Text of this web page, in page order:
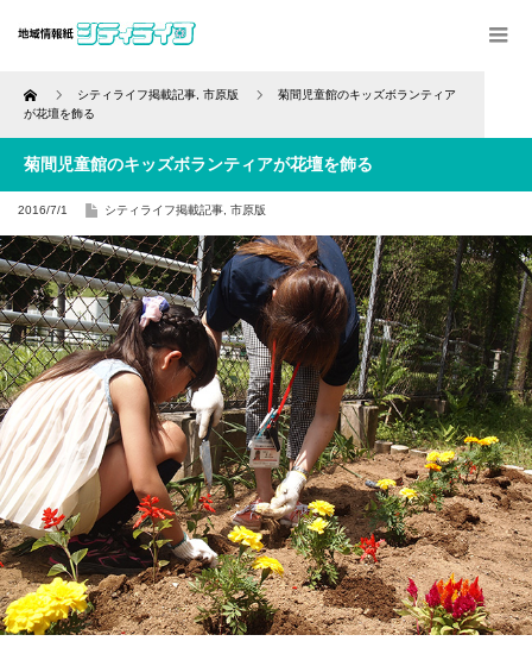
Home シティライフ掲載記事 市原版
菊間児童館のキッズボランティア
が花壇を飾る
菊間児童館のキッズボランティアが花壇を飾る
2016/7/1 シティライフ掲載記事 市原版